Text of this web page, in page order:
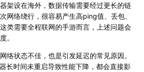
架设在海外，数据传输需要经过更长的链
网络绕行，很容易产生高ping值、丢包、
类需要全程联网的手游而言，上述问题会
。
络状态不佳，也是引发延迟的常见原因。
长时间未重启导致性能下降，都会直接影